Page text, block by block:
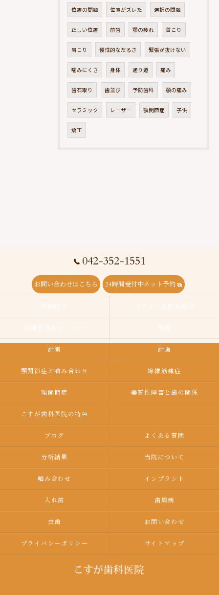
位置の問題 位置がズレた 選択の問題
正しい位置 前歯 顎の疲れ 首こり
肩こり 慢性的なだるさ 緊張が抜けない
噛みにくさ 身体 通り道 痛み
歯石取り 歯並び 予防歯科 顎の痛み
セラミック レーザー 顎関節症 子供
矯正
042-352-1551
お問い合わせはこちら 24時間受付中ネット予約
計測 計画
顎関節症と噛み合わせ 線維筋痛症
顎関節症 器質性障害と歯の関係
こすが歯科医院の特色
ブログ よくある質問
分析結果 当院について
嚙み合わせ インプラント
入れ歯 歯周病
虫歯 お問い合わせ
プライバシーポリシー サイトマップ